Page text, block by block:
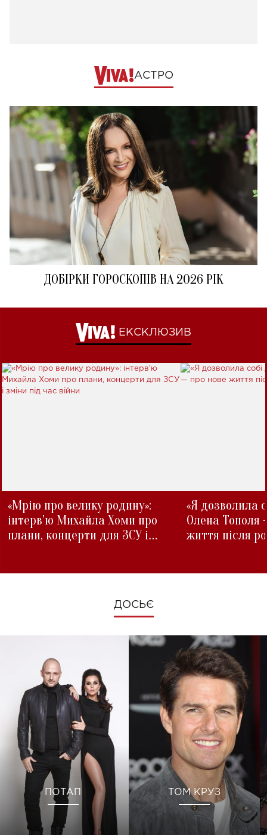
АСТРО
ДОБІРКИ ГОРОСКОПІВ НА 2026 РІК
ЕКСКЛЮЗИВ
«Мрію про велику родину»:
інтерв'ю Михайла Хоми про
плани, концерти для ЗСУ і
«Я дозволила
Олена Тополя
життя після
ДОСЬЄ
ПОТАП ТОМ КРУЗ